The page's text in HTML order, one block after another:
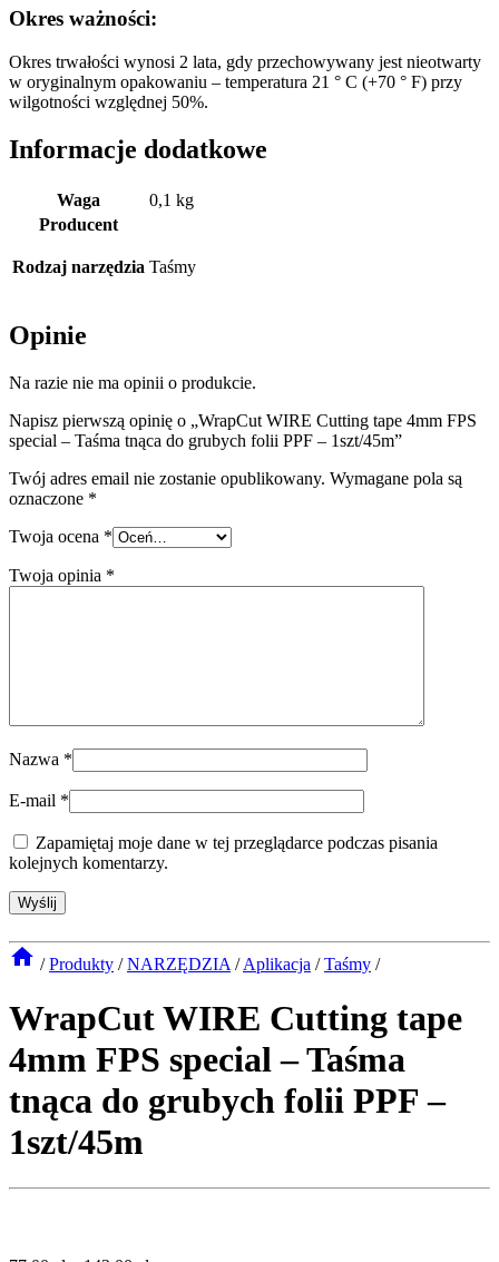
Okres ważności:
Okres trwałości wynosi 2 lata, gdy przechowywany jest nieotwarty
w oryginalnym opakowaniu – temperatura 21 ° C (+70 ° F) przy
wilgotności względnej 50%.
Informacje dodatkowe
Waga
0,1 kg
Producent
Rodzaj narzędzia Taśmy
Opinie
Na razie nie ma opinii o produkcie.
Napisz pierwszą opinię o „WrapCut WIRE Cutting tape 4mm FPS
special – Taśma tnąca do grubych folii PPF – 1szt/45m”
Twój adres email nie zostanie opublikowany. Wymagane pola są
oznaczone *
Twoja ocena *
Twoja opinia *
Nazwa *
E-mail *
Zapamiętaj moje dane w tej przeglądarce podczas pisania
kolejnych komentarzy.
/ Produkty / NARZĘDZIA / Aplikacja / Taśmy /
WrapCut WIRE Cutting tape
4mm FPS special – Taśma
tnąca do grubych folii PPF –
1szt/45m